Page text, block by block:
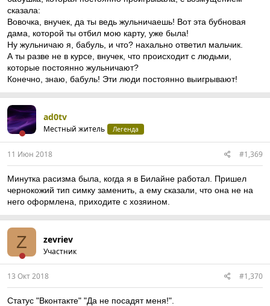
сказала:
Вовочка, внучек, да ты ведь жульничаешь! Вот эта бубновая
дама, которой ты отбил мою карту, уже была!
Ну жульничаю я, бабуль, и что? нахально ответил мальчик.
А ты разве не в курсе, внучек, что происходит с людьми,
которые постоянно жульничают?
Конечно, знаю, бабуль! Эти люди постоянно выигрывают!
ad0tv
Местный житель Легенда
11 Июн 2018 #1,369
Минутка расизма была, когда я в Билайне работал. Пришел
чернокожий тип симку заменить, а ему сказали, что она не на
него оформлена, приходите с хозяином.
Z zevriev
Участник
13 Окт 2018 #1,370
Статус "Вконтакте" "Да не посадят меня!".